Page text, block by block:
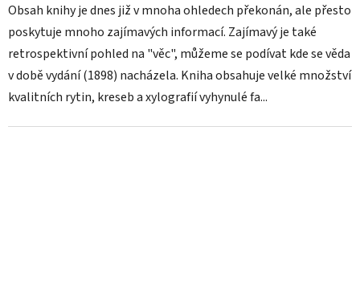
Obsah knihy je dnes již v mnoha ohledech překonán, ale přesto
poskytuje mnoho zajímavých informací. Zajímavý je také
retrospektivní pohled na "věc", můžeme se podívat kde se věda
v době vydání (1898) nacházela. Kniha obsahuje velké množství
kvalitních rytin, kreseb a xylografií vyhynulé fa...